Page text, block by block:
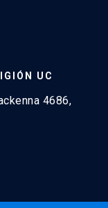
UC
4686,